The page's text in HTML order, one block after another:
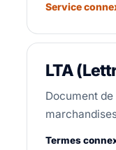
Service
LTA
Document
Termes